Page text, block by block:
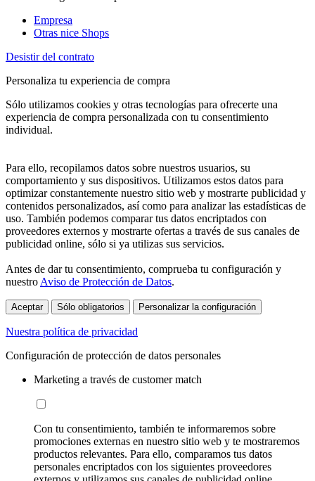
Empresa
Otras nice Shops
Desistir del contrato
Personaliza tu experiencia de compra
Sólo utilizamos cookies y otras tecnologías para ofrecerte una
experiencia de compra personalizada con tu consentimiento
individual.
Para ello, recopilamos datos sobre nuestros usuarios, su
comportamiento y sus dispositivos. Utilizamos estos datos para
optimizar constantemente nuestro sitio web y mostrarte publicidad y
contenidos personalizados, así como para analizar las estadísticas de
uso. También podemos comparar tus datos encriptados con
proveedores externos y mostrarte ofertas a través de sus canales de
publicidad online, sólo si ya utilizas sus servicios.
Antes de dar tu consentimiento, comprueba tu configuración y
nuestro Aviso de Protección de Datos.
Aceptar Sólo obligatorios Personalizar la configuración
Nuestra política de privacidad
Configuración de protección de datos personales
Marketing a través de customer match
Con tu consentimiento, también te informaremos sobre
promociones externas en nuestro sitio web y te mostraremos
productos relevantes. Para ello, comparamos tus datos
personales encriptados con los siguientes proveedores